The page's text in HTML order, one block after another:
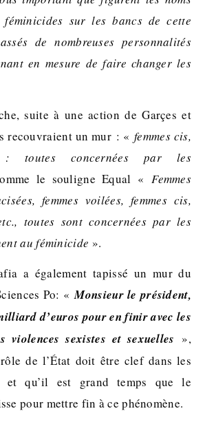
féminicides sur les bancs de cette
de nombreuses personnalités
en mesure de faire changer les
suite à une action de Garçes et
recouvraient un mur : «femmes cis,
: toutes concernées par les
le souligne Equal «Femmes
femmes voilées, femmes cis,
toutes sont concernées par les
au féminicide ».
a également tapissé un mur du
Po: «Monsieur le président,
d’euros pour en finir avec les
violences sexistes et sexuelles »,
de l’État doit être clef dans les
et qu’il est grand temps que le
pour mettre fin à ce phénomène.